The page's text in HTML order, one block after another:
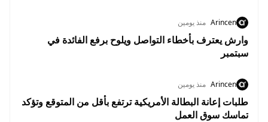
Arincen منذ يومين
وارش يعترف بأخطاء التواصل ويلوح برفع الفائدة في
سبتمبر
Arincen منذ يومين
طلبات إعانة البطالة الأمريكية ترتفع بأقل من المتوقع وتؤكد
تماسك سوق العمل